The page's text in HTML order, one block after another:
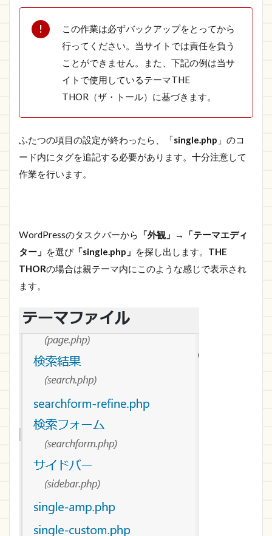
この作業は必ずバックアップをとってから
行ってください。当サイトでは責任を負う
ことができません。また、下記の例は当サ
イトで使用しているテーマTHE
THOR（ザ・トール）に基づきます。
ふたつの項目の設定が終わったら、「single.php 」のコ
ード内にタグを追記する必要があります。十分注意して
作業を行います。
WordPressのタスクバーから
「外観」→「テーマエディ
ター」 を選び「single.php」 を探し出します。 THE
THORの場合は親テーマ内にこのような感じで表示され
ます。